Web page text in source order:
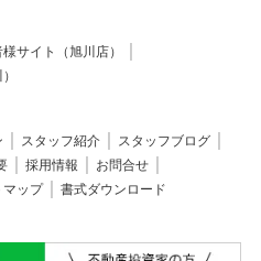
様サイト（旭川店）
スタッフ紹介
スタッフブログ
採用情報
お問合せ
マップ 書式ダウンロード